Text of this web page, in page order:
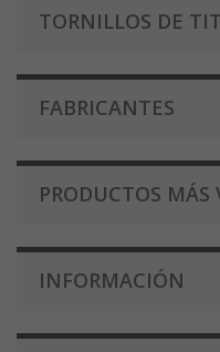
TORNILLOS DE
FABRICANTES
PRODUCTOS MÁS
INFORMACIÓN